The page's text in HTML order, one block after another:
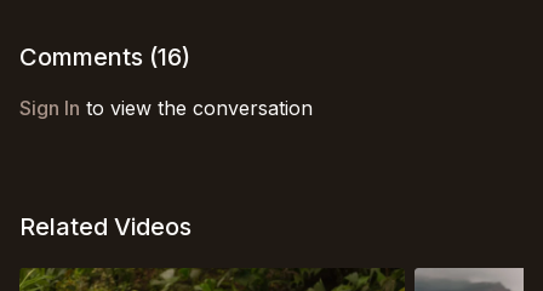
Comments (16)
Sign In to view the conversation
Related Videos